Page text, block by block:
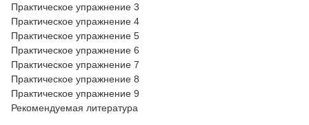
Практическое упражнение 3
Практическое упражнение 4
Практическое упражнение 5
Практическое упражнение 6
Практическое упражнение 7
Практическое упражнение 8
Практическое упражнение 9
Рекомендуемая литература